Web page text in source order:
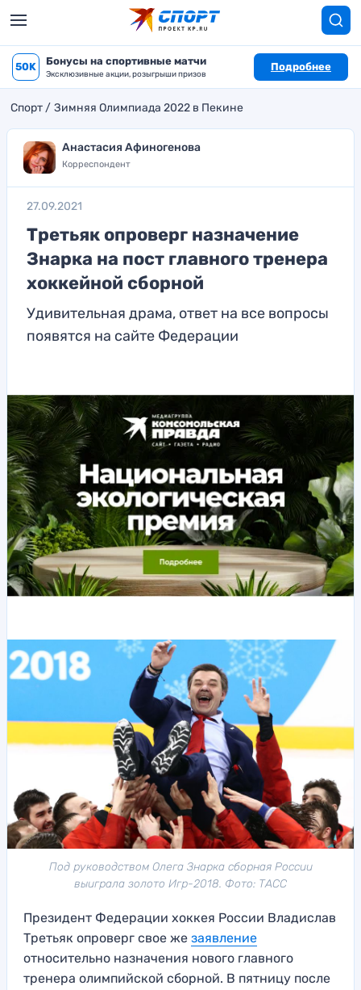
50K Бонусы на спортивные матчи
Эксклюзивные акции, розыгрыши призов
Подробнее
Спорт Зимняя Олимпиада 2022 в Пекине
Анастасия Афиногенова
Корреспондент
27.09.2021
Третьяк опроверг назначение
Знарка на пост главного тренера
хоккейной сборной
Удивительная драма, ответ на все вопросы
появятся на сайте Федерации
Под руководством Олега Знарка сборная России
выиграла золото Игр-2018. Фото: ТАСС
Президент Федерации хоккея России Владислав
Третьяк опроверг свое же заявление
относительно назначения нового главного
тренера олимпийской сборной. В пятницу после